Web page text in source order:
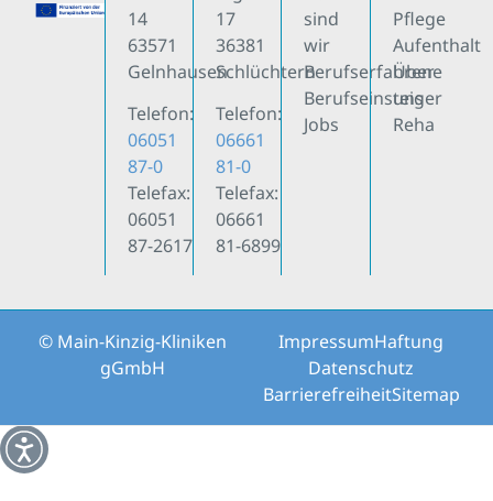
14
63571
Gelnhausen
Telefon:
06051
87-0
Telefax:
06051
87-2617
17
36381
Schlüchtern
Telefon:
06661
81-0
Telefax:
06661
81-6899
sind
wir
Berufserfahrene
Berufseinsteiger
Jobs
Pflege
Aufenthalt
Über
uns
Reha
© Main-Kinzig-Kliniken
gGmbH
ImpressumHaftung
Datenschutz
BarrierefreiheitSitemap
Weitere Informationen über den gesperrten Inhalt.